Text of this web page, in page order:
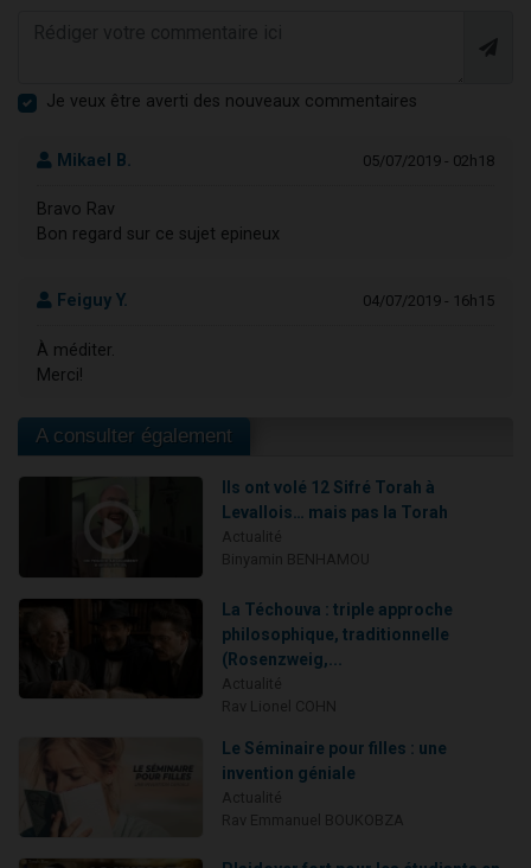
Je veux être averti des nouveaux commentaires
Mikael B. 05/07/2019 - 02h18
Bravo Rav
Bon regard sur ce sujet epineux
Feiguy Y. 04/07/2019 - 16h15
À méditer.
Merci!
A consulter également
Ils ont volé 12 Sifré Torah à
Levallois… mais pas la Torah
La Téchouva : triple approche
philosophique, traditionnelle
(Rosenzweig,...
Le Séminaire pour filles : une
invention géniale